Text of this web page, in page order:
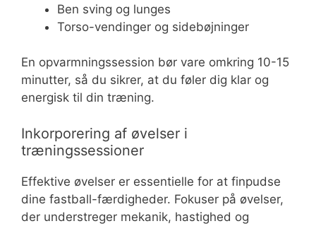
Ben sving og lunges
Torso-vendinger og sidebøjninger
En opvarmningssession bør vare omkring 10-15
minutter, så du sikrer, at du føler dig klar og
energisk til din træning.
Inkorporering af øvelser i
træningssessioner
Effektive øvelser er essentielle for at finpudse
dine fastball-færdigheder. Fokuser på øvelser,
der understreger mekanik, hastighed og